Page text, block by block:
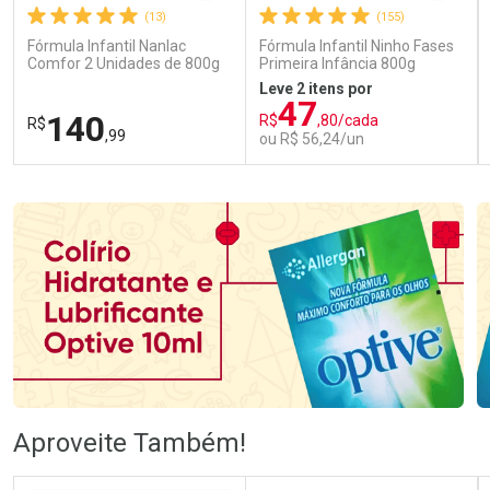
(13)
Fórmula Infantil Nanlac
Comfor 2 Unidades de 800g
R$140,99
(155)
Fórmula Infantil Ninho Fases
Primeira Infância 800g
Leve 2 itens por
R$47,80/cada
ou R$ 56,24/un
Laboratório
Por Menos
Aproveite Também!